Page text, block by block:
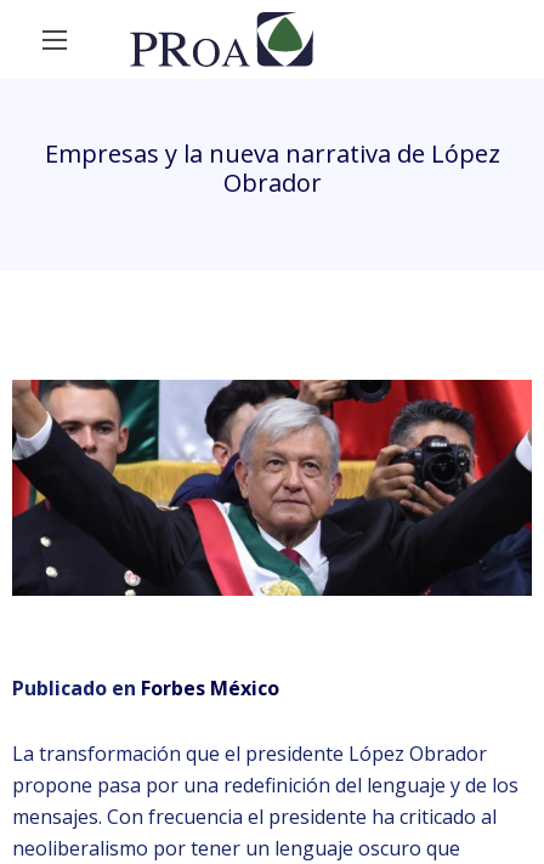
Empresas y la nueva narrativa de López
Obrador
Publicado en Forbes México
La transformación que el presidente López Obrador
propone pasa por una redefinición del lenguaje y de los
mensajes. Con frecuencia el presidente ha criticado al
neoliberalismo por tener un lenguaje oscuro que